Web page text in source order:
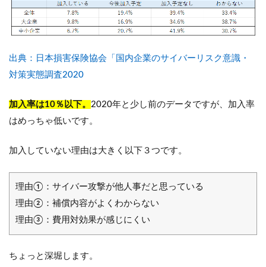
出典：日本損害保険協会「国内企業のサイバーリスク意識・
対策実態調査2020
加入率は10％以下。 2020年と少し前のデータですが、加入率
はめっちゃ低いです。
加入していない理由は大きく以下３つです。
理由①：サイバー攻撃が他人事だと思っている
理由②：補償内容がよくわからない
理由③：費用対効果が感じにくい
ちょっと深堀します。